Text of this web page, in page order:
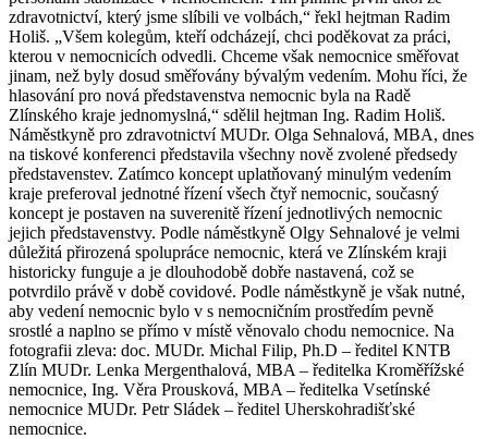
zdravotnictví, který jsme slíbili ve volbách,“ řekl hejtman Radim
Holiš. „Všem kolegům, kteří odcházejí, chci poděkovat za práci,
kterou v nemocnicích odvedli. Chceme však nemocnice směřovat
jinam, než byly dosud směřovány bývalým vedením. Mohu říci, že
hlasování pro nová představenstva nemocnic byla na Radě
Zlínského kraje jednomyslná,“ sdělil hejtman Ing. Radim Holiš.
Náměstkyně pro zdravotnictví MUDr. Olga Sehnalová, MBA, dnes
na tiskové konferenci představila všechny nově zvolené předsedy
představenstev. Zatímco koncept uplatňovaný minulým vedením
kraje preferoval jednotné řízení všech čtyř nemocnic, současný
koncept je postaven na suverenitě řízení jednotlivých nemocnic
jejich představenstvy. Podle náměstkyně Olgy Sehnalové je velmi
důležitá přirozená spolupráce nemocnic, která ve Zlínském kraji
historicky funguje a je dlouhodobě dobře nastavená, což se
potvrdilo právě v době covidové. Podle náměstkyně je však nutné,
aby vedení nemocnic bylo v s nemocničním prostředím pevně
srostlé a naplno se přímo v místě věnovalo chodu nemocnice. Na
fotografii zleva: doc. MUDr. Michal Filip, Ph.D – ředitel KNTB
Zlín MUDr. Lenka Mergenthalová, MBA – ředitelka Kroměřížské
nemocnice, Ing. Věra Prousková, MBA – ředitelka Vsetínské
nemocnice MUDr. Petr Sládek – ředitel Uherskohradišťské
nemocnice.